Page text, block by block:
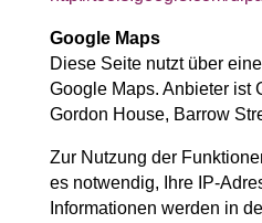
Google Maps
Diese Seite nutzt über
Google Maps. Anbieter ist
Gordon House, Barrow
Zur Nutzung der
es notwendig, Ihre IP-
Informationen werden in